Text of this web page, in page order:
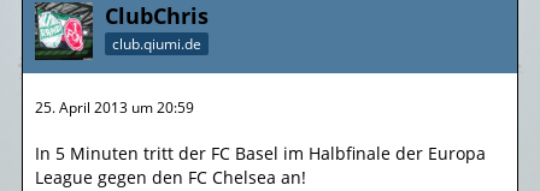
ClubChris
club.qiumi.de
25. April 2013 um 20:59
In 5 Minuten tritt der FC Basel im Halbfinale der Europa
League gegen den FC Chelsea an!